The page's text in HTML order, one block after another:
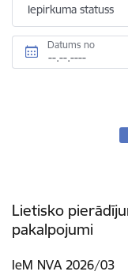
Iepirkuma statuss
Datums no
Lietisko
pakalpojumi
IeM NVA 2026/03